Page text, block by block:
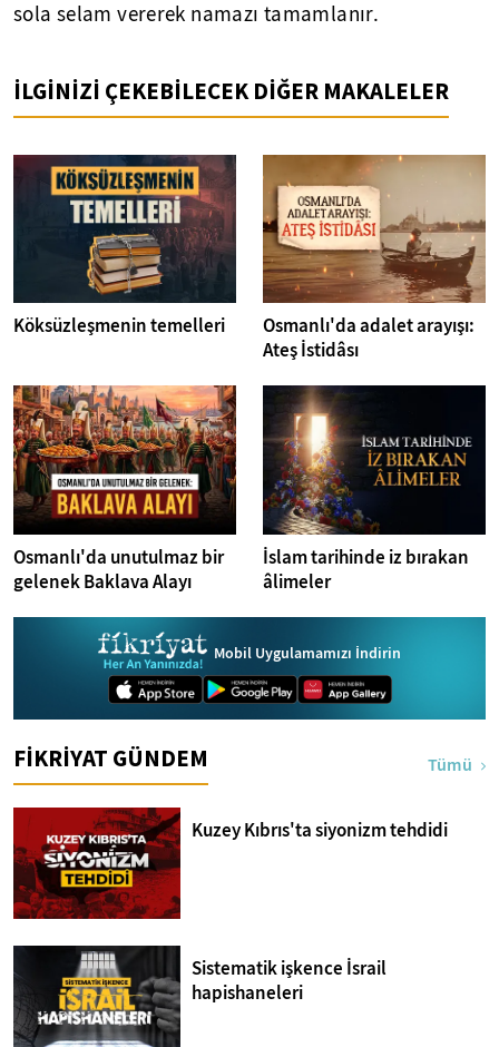
sola selam vererek namazı tamamlanır.
İLGİNİZİ ÇEKEBİLECEK DİĞER MAKALELER
Köksüzleşmenin temelleri
Osmanlı'da adalet arayışı:
Ateş İstidâsı
Osmanlı'da unutulmaz bir
gelenek Baklava Alayı
İslam tarihinde iz bırakan
âlimeler
Mobil Uygulamamızı İndirin
FİKRİYAT GÜNDEM Tümü
Kuzey Kıbrıs'ta siyonizm tehdidi
Sistematik işkence İsrail
hapishaneleri